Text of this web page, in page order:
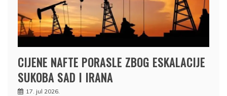
CIJENE NAFTE PORASLE ZBOG ESKALACIJE
SUKOBA SAD I IRANA
17. jul 2026.